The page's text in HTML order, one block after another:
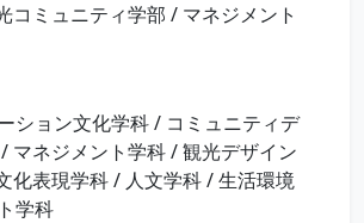
コミュニティ学部 / マネジメント
ション文化学科 / コミュニティデ
マネジメント学科 / 観光デザイン
化表現学科 / 人文学科 / 生活環境
学科